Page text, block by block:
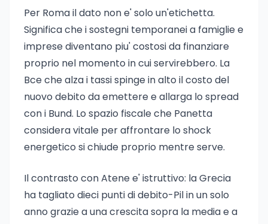
Per Roma il dato non e' solo un'etichetta.
Significa che i sostegni temporanei a famiglie e
imprese diventano piu' costosi da finanziare
proprio nel momento in cui servirebbero. La
Bce che alza i tassi spinge in alto il costo del
nuovo debito da emettere e allarga lo spread
con i Bund. Lo spazio fiscale che Panetta
considera vitale per affrontare lo shock
energetico si chiude proprio mentre serve.
Il contrasto con Atene e' istruttivo: la Grecia
ha tagliato dieci punti di debito-Pil in un solo
anno grazie a una crescita sopra la media e a